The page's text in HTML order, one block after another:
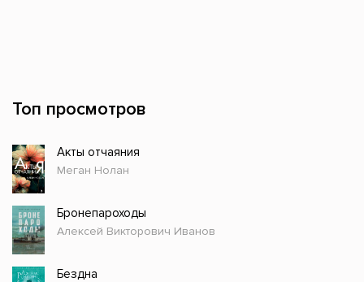
Топ просмотров
Акты отчаяния
Меган Нолан
Бронепароходы
Алексей Викторович Иванов
Бездна